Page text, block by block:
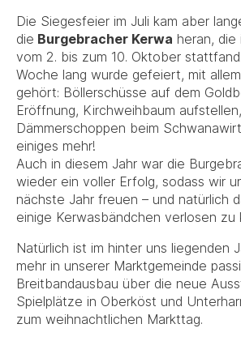
Die Siegesfeier im Juli kam aber
die Burgebracher Kerwa heran, die
vom 2. bis zum 10. Oktober
Woche lang wurde gefeiert, mit
gehört: Böllerschüsse auf dem
Eröffnung, Kirchweihbaum
Dämmerschoppen beim
einiges mehr!
Auch in diesem Jahr war die
wieder ein voller Erfolg, sodass wir
nächste Jahr freuen – und natürlich
einige Kerwasbändchen verlosen zu
Natürlich ist im hinter uns liegenden
mehr in unserer Marktgemeinde
Breitbandausbau über die neue
Spielplätze in Oberköst und
zum weihnachtlichen Markttag.